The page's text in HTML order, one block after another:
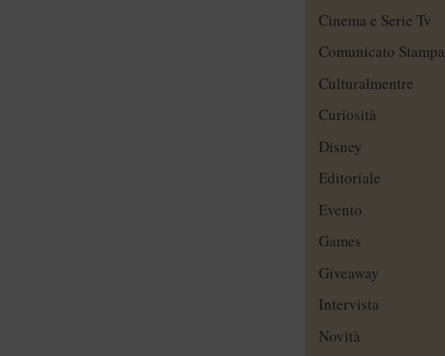
Cinema e Serie Tv
Comunicato Stampa
Culturalmentre
Curiosità
Disney
Editoriale
Evento
Games
Giveaway
Intervista
Novità